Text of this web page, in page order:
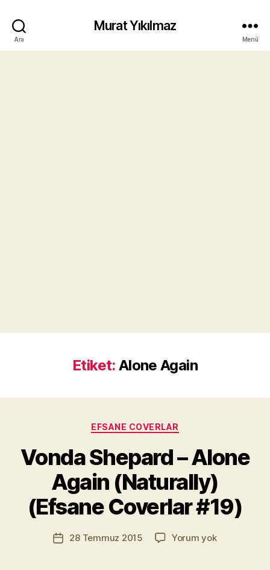
Ara
Murat Yıkılmaz
Menü
Etiket: Alone Again
Kategoriler
EFSANE COVERLAR
Vonda Shepard – Alone
Again (Naturally)
(Efsane Coverlar #19)
Yazının
yazarı
Y
z
r
u
a
Yazı28 Temmuz 2015 Yorum yokVonda